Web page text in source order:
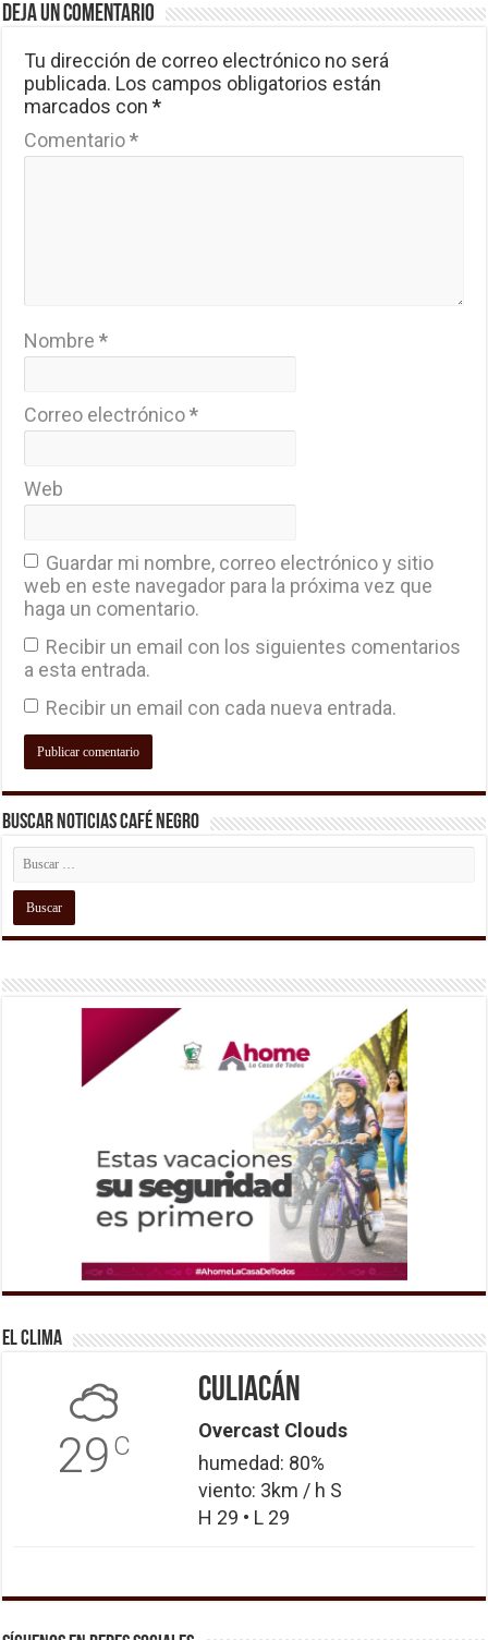
Deja un comentario
Tu dirección de correo electrónico no será
publicada. Los campos obligatorios están
marcados con*
Comentario*
Nombre*
Correo electrónico*
Web
Guardar mi nombre, correo electrónico y sitio
web en este navegador para la próxima vez que
haga un comentario.
Recibir un email con los siguientes comentarios
a esta entrada.
Recibir un email con cada nueva entrada.
Buscar Noticias Café Negro
El Clima
29 C
Culiacán
Overcast Clouds
humedad: 80%
viento: 3km / h S
H 29 • L 29